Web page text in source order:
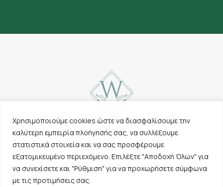
Χρησιμοποιούμε cookies ώστε να διασφαλίσουμε την
καλύτερη εμπειρία πλοήγησής σας, να συλλέξουμε
στατιστικά στοιχεία και να σας προσφέρουμε
εξατομικευμένο περιεχόμενο. Επιλέξτε "Αποδοχή Όλων" για
να συνεχίσετε και "Ρύθμιση" για να προχωρήσετε σύμφωνα
με τις προτιμήσεις σας.
Χαλιά
Λοιπά προϊόντα
Εταιρεία
Σημεία πώλησης
Επικοινωνία
Cookies & Πολιτική
απορρήτου
Όροι χρήσης